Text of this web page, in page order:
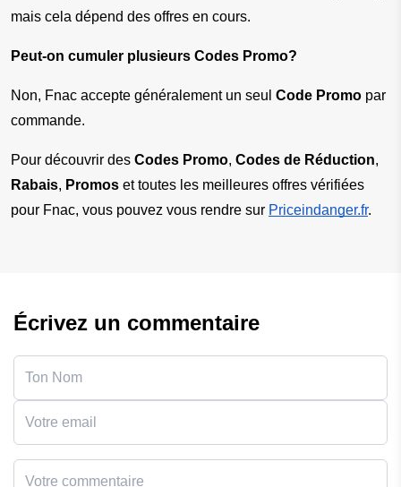
mais cela dépend des offres en cours.
Peut-on cumuler plusieurs Codes Promo?
Non, Fnac accepte généralement un seul Code Promo par
commande.
Pour découvrir des Codes Promo, Codes de Réduction
Rabais, Promos et toutes les meilleures offres vérifiées
pour Fnac, vous pouvez vous rendre sur Priceindanger.fr.
Écrivez un commentaire